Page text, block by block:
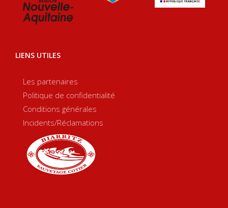
LIENS UTILES
Les partenaires
Politique de confidentialité
Conditions générales
Incidents/Réclamations